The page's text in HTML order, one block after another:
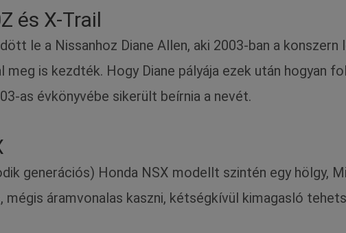
és X-Trail
le a Nissanhoz Diane Allen, aki 2003-ban a
meg is kezdték. Hogy Diane pályája ezek után hogyan
as évkönyvébe sikerült beírnia a nevét.
generációs) Honda NSX modellt szintén egy hölgy,
áramvonalas kaszni, kétségkívül kimagasló